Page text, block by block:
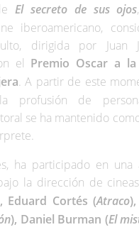
El secreto de sus ojos
iberoamericano,
dirigida por Juan
el Premio Oscar a
. A partir de este
profusión de
se ha mantenido
ha participado en
la dirección de
Eduard Cortés (Atraco
), Daniel Burman (El